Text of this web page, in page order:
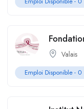
Valais
Emploi Disponible - 0